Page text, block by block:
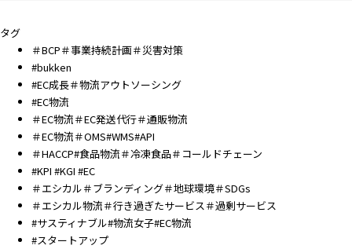
タグ
＃BCP＃事業持続計画＃災害対策
#bukken
#EC成長＃物流アウトソーシング
#EC物流
＃EC物流＃EC発送代行＃通販物流
＃EC物流＃OMS#WMS#API
＃HACCP#食品物流＃冷凍食品＃コールドチェーン
#KPI #KGI #EC
＃エシカル＃ブランディング＃地球環境＃SDGs
＃エシカル物流＃行き過ぎたサービス＃過剰サービス
#サスティナブル#物流女子#EC物流
#スタートアップ